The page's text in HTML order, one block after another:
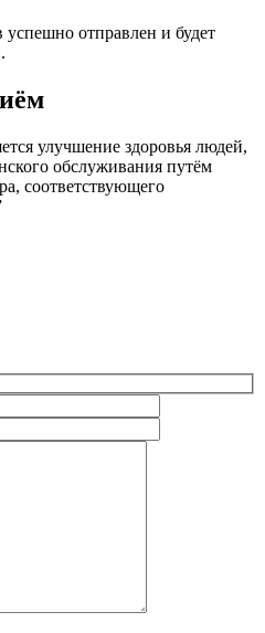
отправлен и будет
улучшение здоровья людей,
обслуживания путём
соответствующего